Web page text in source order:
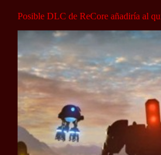
Posible DLC de ReCore añadiría al